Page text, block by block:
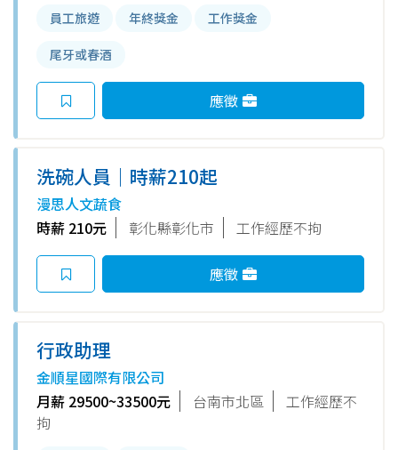
員工旅遊 年終獎金 工作獎金
尾牙或春酒
應徵
洗碗人員｜時薪210起
漫思人文蔬食
時薪 210元
彰化縣彰化市 工作經歷不拘
應徵
行政助理
金順星國際有限公司
月薪 29500~33500元
台南市北區
工作經歷不
拘